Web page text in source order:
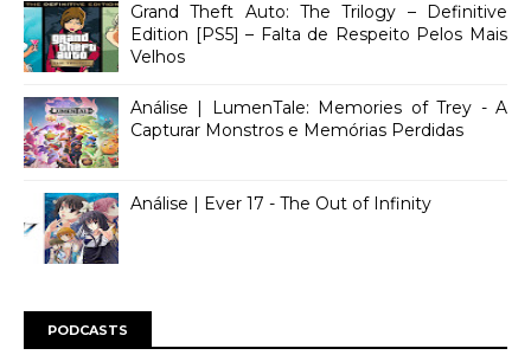
Grand Theft Auto: The Trilogy – Definitive
Edition [PS5] – Falta de Respeito Pelos Mais
Velhos
Análise | LumenTale: Memories of Trey - A
Capturar Monstros e Memórias Perdidas
Análise | Ever 17 - The Out of Infinity
PODCASTS